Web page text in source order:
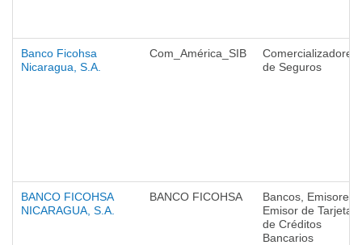
Banco Ficohsa
Nicaragua, S.A.
Com_América_SIB
Comercializadores
de Seguros
BANCO FICOHSA
NICARAGUA, S.A.
BANCO FICOHSA
Bancos, Emisores,
Emisor de Tarjetas
de Créditos
Bancarios